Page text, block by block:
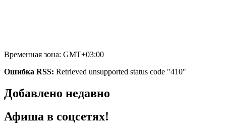
Временная зона: GMT+03:00
Ошибка RSS: Retrieved unsupported status code "410"
Добавлено недавно
Афиша в соцсетях!